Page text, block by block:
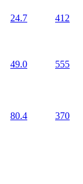
24.7 412
49.0 555
80.4 370